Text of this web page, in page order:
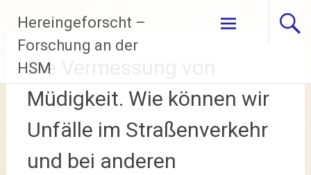
Inhalt
springen
Hereingeforscht –
Forschung an der
HSM
Die Vermessung von
Müdigkeit. Wie können wir
Unfälle im Straßenverkehr
und bei anderen